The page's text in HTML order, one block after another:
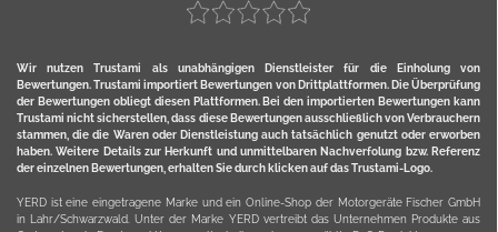
Wir nutzen Trustami als unabhängigen Dienstleister für die Einholung von
Bewertungen. Trustami importiert Bewertungen von Drittplattformen. Die Überprüfung
der Bewertungen obliegt diesen Plattformen. Bei den importierten Bewertungen kann
Trustami nicht sicherstellen, dass diese Bewertungen ausschließlich von Verbrauchern
stammen, die die Waren oder Dienstleistung auch tatsächlich genutzt oder erworben
haben. Weitere Details zur Herkunft und unmittelbaren Nachverfolung bzw. Referenz
der einzelnen Bewertungen, erhalten Sie durch klicken auf das Trustami-Logo.
YERD ist eine eingetragene Marke und ein Online-Shop der Motorgeräte Fischer GmbH
in Lahr/Schwarzwald. Unter der Marke YERD vertreibt das Unternehmen Produkte aus